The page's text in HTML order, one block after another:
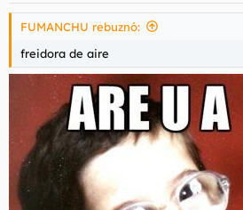
FUMANCHU rebuznó:
freidora de aire